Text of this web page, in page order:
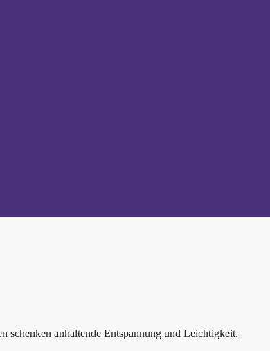
schenken anhaltende Entspannung und Leichtigkeit.